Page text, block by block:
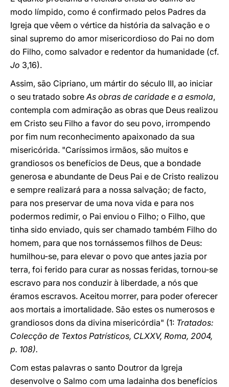
modo límpido, como é confirmado pelos Padres da
Igreja que vêem o vértice da história da salvação e o
sinal supremo do amor misericordioso do Pai no dom
do Filho, como salvador e redentor da humanidade (cf.
Jo 3,16).
Assim, são Cipriano, um mártir do século III, ao iniciar
o seu tratado sobreAs obras de caridade e a esmola,
contempla com admiração as obras que Deus realizou
em Cristo seu Filho a favor do seu povo, irrompendo
por fim num reconhecimento apaixonado da sua
misericórida. "Caríssimos irmãos, são muitos e
grandiosos os benefícios de Deus, que a bondade
generosa e abundante de Deus Pai e de Cristo realizou
e sempre realizará para a nossa salvação; de facto,
para nos preservar de uma nova vida e para nos
podermos redimir, o Pai enviou o Filho; o Filho, que
tinha sido enviado, quis ser chamado também Filho do
homem, para que nos tornássemos filhos de Deus:
humilhou-se, para elevar o povo que antes jazia por
terra, foi ferido para curar as nossas feridas, tornou-se
escravo para nos conduzir à liberdade, a nós que
éramos escravos. Aceitou morrer, para poder oferecer
aos mortais a imortalidade. São estes os numerosos e
grandiosos dons da divina misericórdia" (1: Tratados:
Colecção de Textos Patrísticos, CLXXV, Roma, 2004,
p. 108).
Com estas palavras o santo Doutror da Igreja
desenvolve o Salmo com uma ladainha dos benefícios